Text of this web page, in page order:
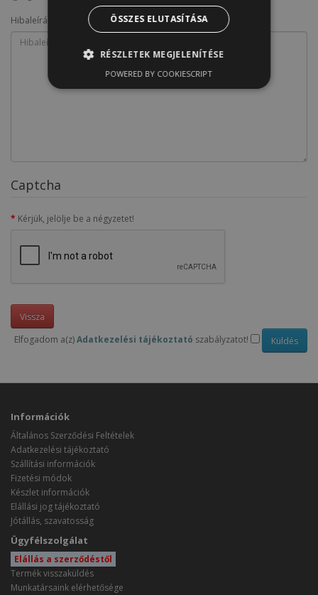
Hibaleírás és egyéb adatok
Captcha
Kérjük, jelölje be a négyzetet!
Vissza
Elfogadom a(z)Adatkezelési tájékoztató szabályzatot!
Információk
Általános Szerződési Feltételek
Adatkezelési tájékoztató
Szállítási információk
Fizetési módok
Készlet információk
Elállási jog tájékoztató
Jótállás, szavatosság
Ügyfélszolgálat
Elállás a szerződéstől
Termék visszaküldés
Munkatársaink elérhetősége
ÖSSZES ELUTASÍTÁSA
RÉSZLETEK MEGJELENÍTÉSE
POWERED BY COOKIESCRIPT